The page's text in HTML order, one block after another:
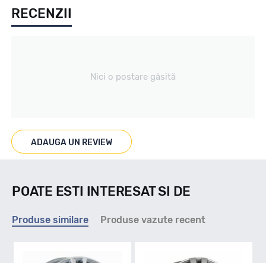
63.4
Se poate cumpara doar la set de 4 buc! Kit montaj GRATUIT
in caz ca este nevoie!
RECENZII
Nici o postare găsită
ADAUGA UN REVIEW
POATE ESTI INTERESAT SI DE
Produse similare Produse vazute recent